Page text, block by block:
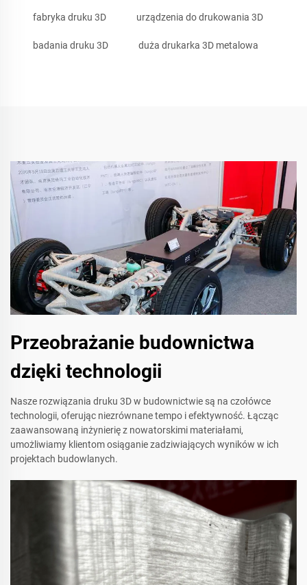
fabryka druku 3D urządzenia do drukowania 3D
badania druku 3D duża drukarka 3D metalowa
Przeobrażanie budownictwa
dzięki technologii
Nasze rozwiązania druku 3D w budownictwie są na czołówce
technologii, oferując niezrównane tempo i efektywność. Łącząc
zaawansowaną inżynierię z nowatorskimi materiałami,
umożliwiamy klientom osiąganie zadziwiających wyników w ich
projektach budowlanych.